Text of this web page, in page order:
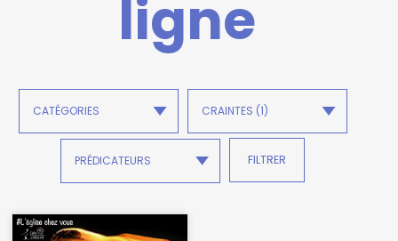
ligne